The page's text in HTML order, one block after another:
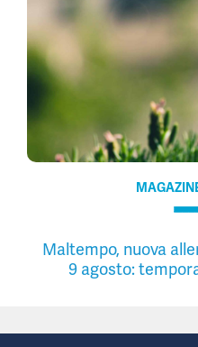
Maltempo, nuova
9 agosto: